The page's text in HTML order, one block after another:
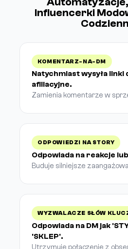
Influencerki
KOMENTARZ-NA-DM
Natychmiast wysyła
afiliacyjne.
Zamienia komentarze w
ODPOWIEDZI NA STORY
Odpowiada na reakcje
Buduje silniejsze
WYZWALACZE SŁÓW
Odpowiada na DM jak
'SKLEP'.
Utrzymuje połączenie z